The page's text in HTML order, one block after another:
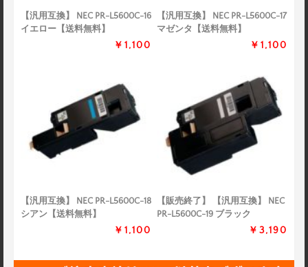
【汎用互換】 NEC PR-L5600C-16
イエロー【送料無料】
￥1,100
【汎用互換】 NEC PR-L5600C-17
マゼンタ【送料無料】
￥1,100
【汎用互換】 NEC PR-L5600C-18
シアン【送料無料】
￥1,100
【販売終了】 【汎用互換】 NEC
PR-L5600C-19 ブラック
￥3,190